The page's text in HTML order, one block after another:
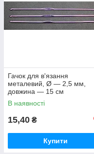
Гачок для в'язання
металевий, Ø — 2,5 мм,
довжина — 15 см
В наявності
15,40 ₴
Купити